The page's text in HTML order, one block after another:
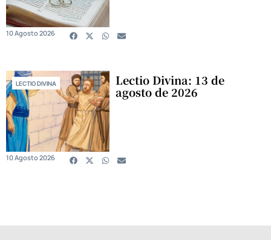
10 Agosto 2026
LECTIO DIVINA Lectio Divina: 13 de
agosto de 2026
10 Agosto 2026